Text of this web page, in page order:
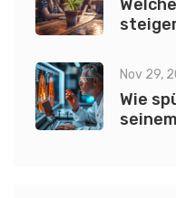
Nov 29,
Wie